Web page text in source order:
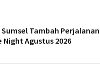
Sumsel Tambah
Night Agustus 2026